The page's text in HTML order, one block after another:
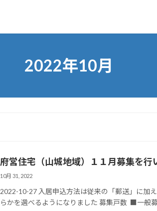
2022年10月
府営住宅（山城地域）１１月募集を行
10月 31, 2022
2022-10-27 入居申込方法は従来の「郵送」に加
らかを選べるようになりました 募